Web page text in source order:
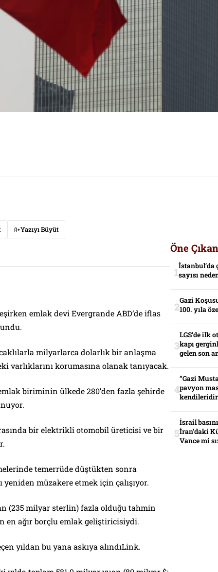
Yazıyı Büyüt
emlak devi Evergrande ABD’de iflas
milyarlarca dolarlık bir anlaşma
varlıklarını korumasına olanak tanıyacak.
biriminin ülkede 280’den fazla şehirde
bir elektrikli otomobil üreticisi ve bir
temerrüde düştükten sonra
yeniden müzakere etmek için çalışıyor.
(235 milyar sterlin) fazla olduğu tahmin
en ağır borçlu emlak geliştiricisiydi.
yıldan bu yana askıya alındıLink.
Öne
sayısı
Gazi
100. yıla
LGS’de ilk
kapı
gelen son
“Gazi
pavyon
İsrail
İran’daki
Vance mi